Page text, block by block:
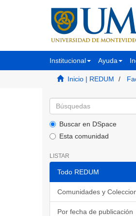
Institucional Ayuda
Inicio | REDUM
Buscar en DSpace
Esta comunidad
LISTAR
Todo REDUM
Comunidades y
Por fecha de publicación